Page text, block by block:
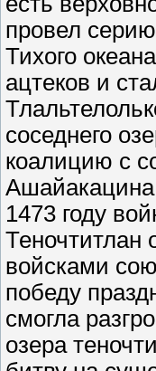
провел
Тихого
ацтеков и
соседнего
коалицию с
1473 году
Теночтитлан
войсками
победу
смогла
озера